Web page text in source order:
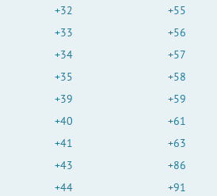
+32
+33
+34
+35
+39
+40
+41
+43
+44
+55
+56
+57
+58
+59
+61
+63
+86
+91